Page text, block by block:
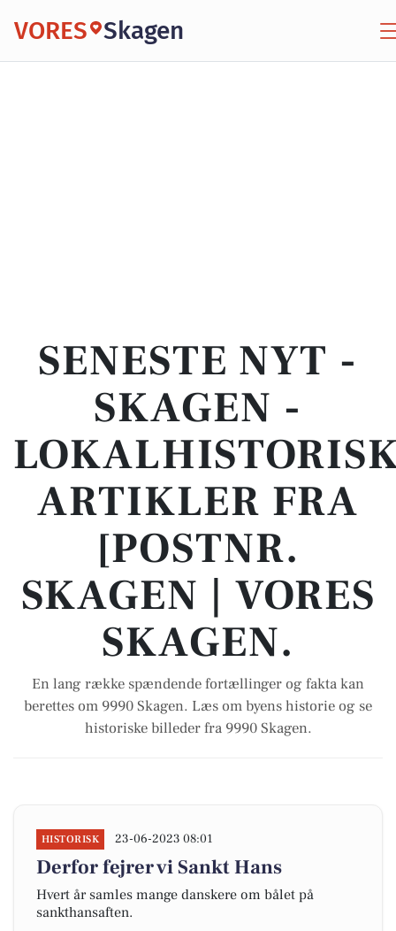
VORES Skagen
SENESTE NYT -
SKAGEN -
ARTIKLER FRA
[POSTNR.
SKAGEN | VORES
SKAGEN.
En lang række spændende fortællinger og fakta kan
berettes om 9990 Skagen. Læs om byens historie og se
historiske billeder fra 9990 Skagen.
HISTORISK 23-06-2023 08:01
Derfor fejrer vi Sankt Hans
Hvert år samles mange danskere om bålet på
sankthansaften.